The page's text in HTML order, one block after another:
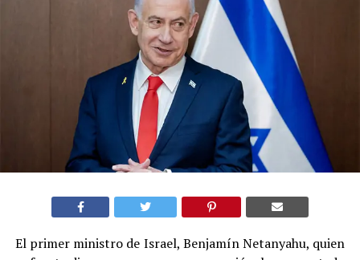
El primer ministro de Israel, Benjamín Netanyahu, quien